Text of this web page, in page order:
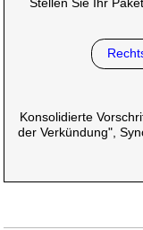
Konsolidierte
der Verkündung",